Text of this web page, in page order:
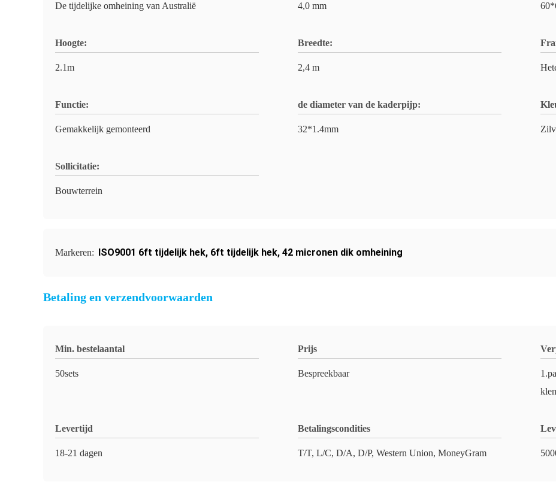
De tijdelijke omheining van Australië 4,0 mm
Hoogte:
2.1m
Breedte:
2,4 m
Functie:
Gemakkelijk gemonteerd
de diameter van de kaderpijp:
32*1.4mm
Sollicitatie:
Bouwterrein
Markeren: ISO9001 6ft tijdelijk hek, 6ft tijdelijk hek, 42 micronen dik omheining
Betaling en verzendvoorwaarden
Min. bestelaantal
50sets
Prijs
Bespreekbaar
Levertijd
18-21 dagen
Betalingscondities
T/T, L/C, D/A, D/P, Western Union, MoneyGram